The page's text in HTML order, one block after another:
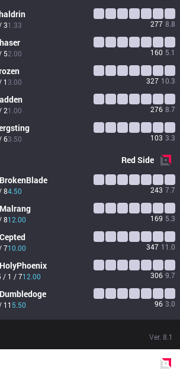
31.33 277 8.8
52.00 160 5.1
1 3.00 327 10.3
21.00 276 8.7
63.50 103 3.3
RedSide
BrokenBlade
84.50 243 7.7
Malrang
812.00 169 5.3
Cepted
710.00 347 11.0
HolyPhoenix
/ 1 / 712.00 306 9.7
Dumbledoge
11 5.50 96 3.0
Ver. 8.1